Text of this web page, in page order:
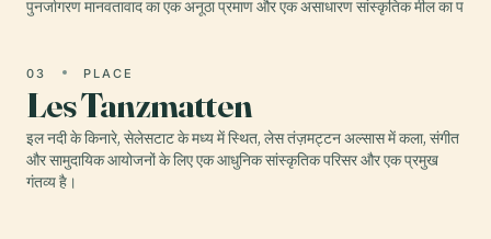
पुनर्जागरण मानवतावाद का एक अनूठा प्रमाण और एक असाधारण सांस्कृतिक मील का प
03 PLACE
Les Tanzmatten
इल नदी के किनारे, सेलेसटाट के मध्य में स्थित, लेस तंज़मट्टन अल्सास में कला, संगीत
और सामुदायिक आयोजनों के लिए एक आधुनिक सांस्कृतिक परिसर और एक प्रमुख
गंतव्य है।